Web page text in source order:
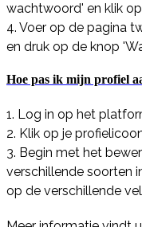
wachtwoord' en klik
4. Voer op de pagina
en druk op de knop
Hoe pas ik mijn profiel
1. Log in op het
2. Klik op je
3. Begin met het
verschillende soorten
op de verschillende